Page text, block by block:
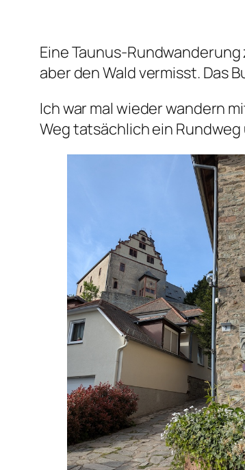
Eine Taunus-
aber den Wald vermisst. Das
Ich war mal wieder wandern
Weg tatsächlich ein